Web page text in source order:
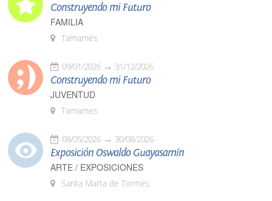
Construyendo mi Futuro
FAMILIA
Tamames
09/01/2026 31/12/2026
Construyendo mi Futuro
JUVENTUD
Tamames
08/05/2026 30/08/2026
Exposición Oswaldo Guayasamín
ARTE / EXPOSICIONES
Santa Marta de Tormes